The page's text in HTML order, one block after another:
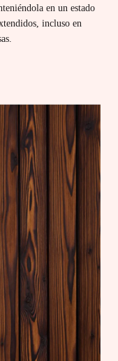
en un estado
incluso en